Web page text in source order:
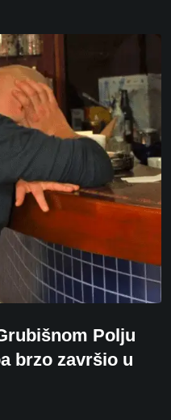
Polju
brzo završio u